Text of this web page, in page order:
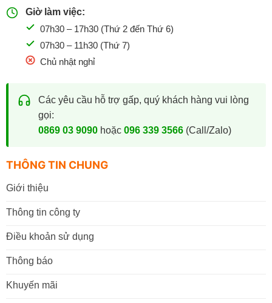
VPP Bến Tre
Là đơn vị chuyên cung cấp văn phòng phẩm và vật tư
ngành in,
VPP Bến Tre
Khi mua hàng tại VPP Bến Tre, khách hàng được:
Cam kết hàng chính hãng.
Tư vấn đúng sản phẩm phù hợp với từng dòng máy.
Hỗ trợ đơn hàng số lượng lớn.
Giao hàng nhanh tại khu vực TP. Bến Tre cũ và các khu
Hỗ trợ doanh nghiệp, trường học và cơ quan.
Giờ làm việc:
07h30 – 17h30 (Thứ 2 đến Thứ 6)
07h30 – 11h30 (Thứ 7)
Chủ nhật nghỉ
Các yêu cầu hỗ trợ gấp, quý khách hàng vui lòng
gọi:
0869 03 9090hoặc 096 339 3566(Call/Zalo)
THÔNG TIN CHUNG
Giới thiệu
Thông tin công ty
Điều khoản sử dụng
Thông báo
Khuyến mãi